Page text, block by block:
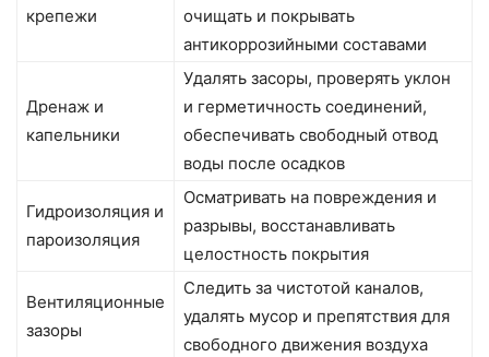
крепежи
очищать и покрывать
антикоррозийными составами
Дренаж и
капельники
Удалять засоры, проверять уклон
и герметичность соединений,
обеспечивать свободный отвод
воды после осадков
Гидроизоляция и
пароизоляция
Осматривать на повреждения и
разрывы, восстанавливать
целостность покрытия
Вентиляционные
зазоры
Следить за чистотой каналов,
удалять мусор и препятствия для
свободного движения воздуха